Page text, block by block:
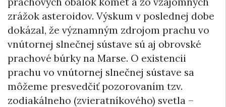
zrážok asteroidov. Výskum v poslednej dobe
dokázal, že významným zdrojom prachu vo
vnútornej slnečnej sústave sú aj obrovské
prachové búrky na Marse. O existencii
prachu vo vnútornej slnečnej sústave sa
môžeme presvedčiť pozorovaním tzv.
zodiakálneho (zvieratníkového) svetla –